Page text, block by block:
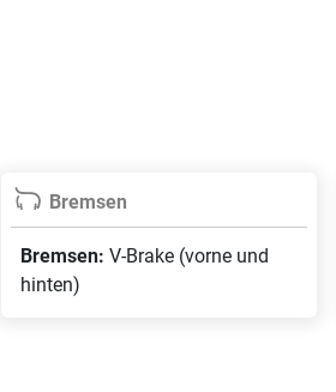
Bremsen
Bremsen: V-Brake (vorne und
hinten)